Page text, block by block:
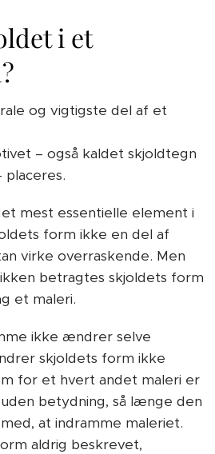
i et
og vigtigste del af et
– også kaldet skjoldtegn
mest essentielle element i
form ikke en del af
virke overraskende. Men
betragtes skjoldets form
et maleri.
ikke ændrer selve
skjoldets form ikke
for et hvert andet maleri er
betydning, så længe den
at indramme maleriet.
aldrig beskrevet,